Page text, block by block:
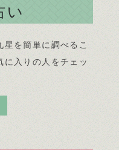
い
を簡単に調べるこ
に入りの人をチェッ